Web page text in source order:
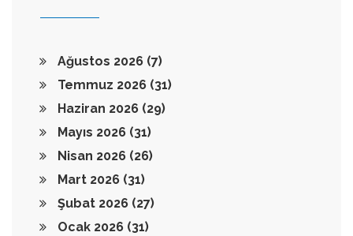
Ağustos 2026 (7)
Temmuz 2026 (31)
Haziran 2026 (29)
Mayıs 2026 (31)
Nisan 2026 (26)
Mart 2026 (31)
Şubat 2026 (27)
Ocak 2026 (31)